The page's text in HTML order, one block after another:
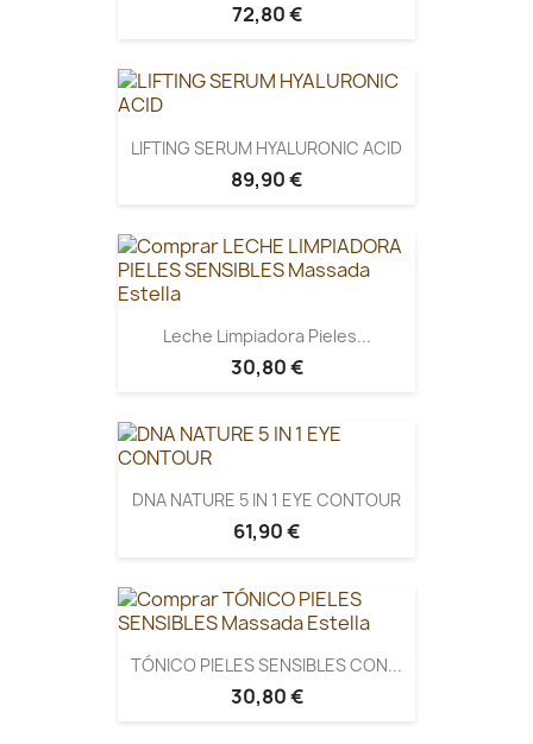
72,80 €
LIFTING SERUM HYALURONIC ACID
89,90 €
Leche Limpiadora Pieles...
30,80 €
DNA NATURE 5 IN 1 EYE CONTOUR
61,90 €
TÓNICO PIELES SENSIBLES CON...
30,80 €